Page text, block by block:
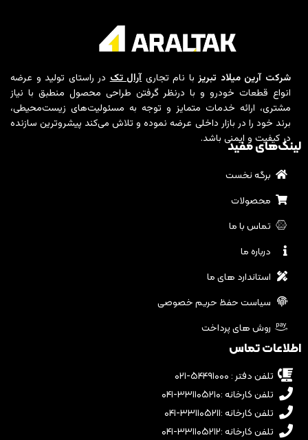
شرکت آرین میلاد تبریزبا نام تجاریآرال تکدر راستای تولید و عرضه
انواع قطعات خودرو و با درنظر گرفتن طراحی محصول منطبق با نیاز
مشتری، ارائه خدمات متمایز و توجه به مسئولیت‌های زیست‌محیطی،
برند خود را در بازار داخلی عرضه نموده و تلاش می‌کند پیشروترین سازنده
در کیفیت و ایمنی باشد.
لینک‌های مفید
برگه نخست
محصولات
تماس با ما
درباره ما
استاندارد های ما
سیاست حفظ حریم خصوصی
روش های پرداخت
اطلاعات تماس
تلفن دفتر : ۵۴۴۹۱۰۰۰-۰۲۱
تلفن کارخانه :۳۳۱۱۰۵۲۱۰-۰۴۱
تلفن کارخانه :۳۳۱۱۰۵۲۱۱-۰۴۱
تلفن کارخانه :۳۳۱۱۰۵۲۱۲-۰۴۱